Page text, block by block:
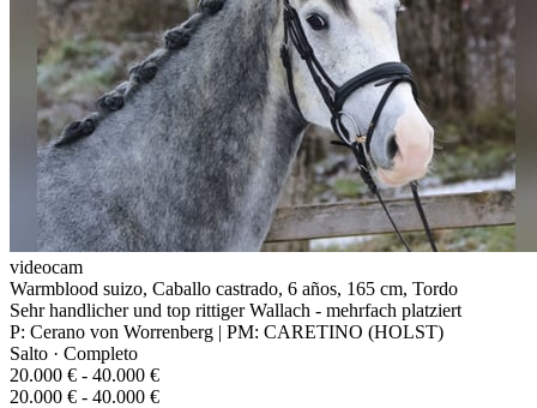
videocam
Warmblood suizo, Caballo castrado, 6 años, 165 cm, Tordo
Sehr handlicher und top rittiger Wallach - mehrfach platziert
P: Cerano von Worrenberg | PM: CARETINO (HOLST)
Salto · Completo
20.000 € - 40.000 €
20.000 € - 40.000 €